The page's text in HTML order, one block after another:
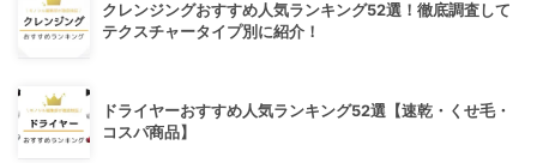
クレンジングおすすめ人気ランキング52選！徹底調査して
テクスチャータイプ別に紹介！
ドライヤーおすすめ人気ランキング52選【速乾・くせ毛・
コスパ商品】